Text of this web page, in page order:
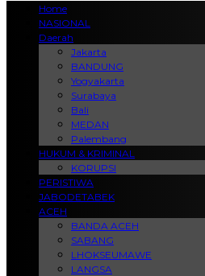
Home
NASIONAL
Daerah
Jakarta
BANDUNG
Yogyakarta
Surabaya
Bali
MEDAN
Palembang
HUKUM & KRIMINAL
KORUPSI
PERISTIWA
JABODETABEK
ACEH
BANDA ACEH
SABANG
LHOKSEUMAWE
LANGSA